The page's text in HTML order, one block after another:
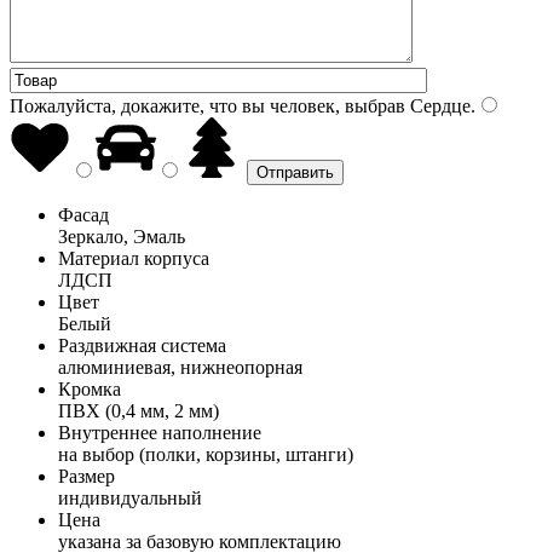
Пожалуйста, докажите, что вы человек, выбрав Сердце.
Фасад
Зеркало, Эмаль
Материал корпуса
ЛДСП
Цвет
Белый
Раздвижная система
алюминиевая, нижнеопорная
Кромка
ПВХ (0,4 мм, 2 мм)
Внутреннее наполнение
на выбор (полки, корзины, штанги)
Размер
индивидуальный
Цена
указана за базовую комплектацию